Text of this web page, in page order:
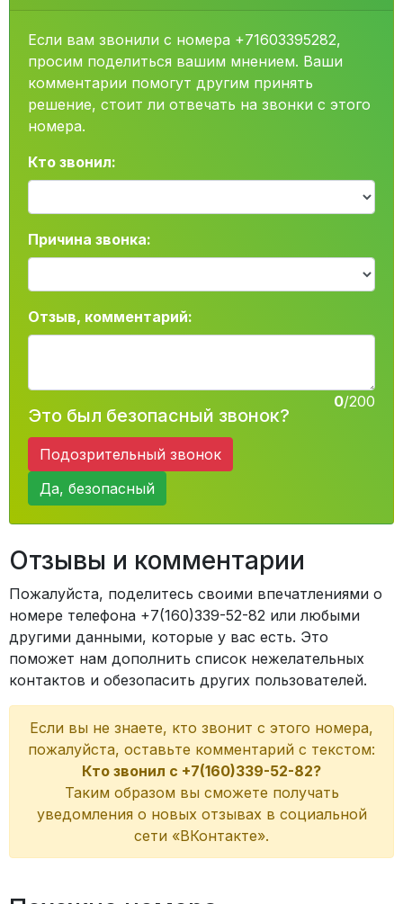
Если вам звонили с номера +71603395282,
просим поделиться вашим мнением. Ваши
комментарии помогут другим принять
решение, стоит ли отвечать на звонки с этого
номера.
Кто звонил:
Причина звонка:
Отзыв, комментарий:
0/200
Это был безопасный звонок?
Подозрительный звонок
Да, безопасный
Отзывы и комментарии
Пожалуйста, поделитесь своими впечатлениями о
номере телефона +7(160)339-52-82 или любыми
другими данными, которые у вас есть. Это
поможет нам дополнить список нежелательных
контактов и обезопасить других пользователей.
Если вы не знаете, кто звонит с этого номера,
пожалуйста, оставьте комментарий с текстом:
Кто звонил с +7(160)339-52-82?
Таким образом вы сможете получать
уведомления о новых отзывах в социальной
сети «ВКонтакте».